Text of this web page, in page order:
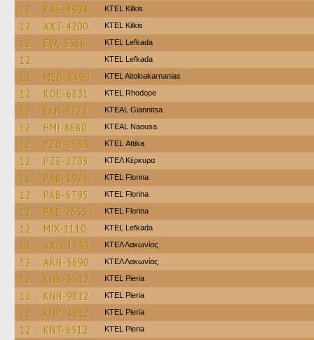
12 KAE-4994 KTEL Kilkis
12 AXT-4200 KTEL Kilkis
12 EYA-3566 KTEL Lefkada
12 KTEL Lefkada
12 MEB-8490 KTEL Aitoloakarnanias
12 KOE-6831 KTEL Rhodope
12 EEN-8722 KTEAL Giannitsa
12 HMI-8680 KTEAL Naousa
12 YZO-2563 KΤΕL Αttika
12 PZE-2703 ΚΤΕΛ Κέρκυρα
12 PAB-1925 KTEL Florina
12 PAB-6795 KTEL Florina
12 PAE-2655 KTEL Florina
12 MIX-1110 KTEL Lefkada
12 AXO-1733 ΚΤΕΛ Λακωνίας
12 AKH-5690 ΚΤΕΛ Λακωνίας
12 KNB-3512 KTEL Pieria
12 KNH-9812 KTEL Pieria
12 KNP-4012 KTEL Pieria
12 KNT-6512 KTEL Pieria